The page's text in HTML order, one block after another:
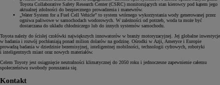
Toyota Collaborative Safety Research Center (CSRC) monitorujących stan kierowcy pod kątem jego
aktualnej zdolności do bezpiecznego prowadzenia i manewrów.
„Water System for a Fuel Cell Vehicle” to system wtórnego wykorzystania wody generowanej przez
ogniwa paliwowe w samochodach wodorowych. W zależności od potrzeb, woda ta może być
dostarczana do układu chłodniczego lub do innych systemów samochodu.
Toyota należy do ścisłej czołówki największych innowatorów w branży motoryzacyjnej. Jej globalne inwestycje
w badania i rozwój pochłaniają ponad milion dolarów na godzinę. Ośrodki w Azji, Ameryce i Europie
prowadzą badania w dziedzinie bezemisyjnej, inteligentnej mobilności, technologii cyfrowych, robotyki
i inteligentnych miast oraz nowych materiałów.
Celem Toyoty jest osiągnięcie neutralności klimatycznej do 2050 roku i jednoczesne zapewnienie całemu
społeczeństwu swobody poruszania się.
Kontakt